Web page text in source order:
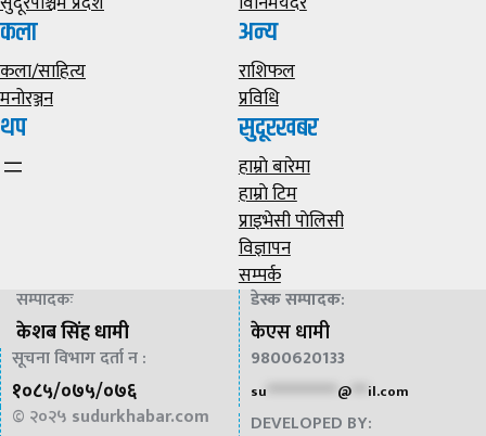
कला
कला/साहित्य
मनोरञ्जन
अन्य
राशिफल
प्रविधि
थप सुदूरखबर
हाम्राे बारेमा
हाम्राे टिम
प्राइभेसी पाेलिसी
विज्ञापन
सम्पर्क
सम्पादकः
केशब सिंह धामी
डेस्क सम्पादक:
केएस धामी
सूचना विभाग दर्ता न :
१०८५/०७५/०७६
9800620133
su @*** il.com
© २०२५ sudurkhabar.com DEVELOPED BY: